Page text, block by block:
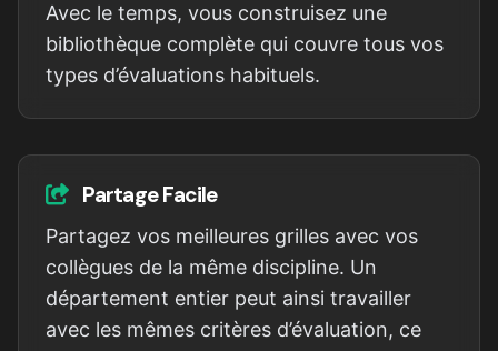
Avec le temps, vous construisez une
bibliothèque complète qui couvre tous vos
types d’évaluations habituels.
Partage Facile
Partagez vos meilleures grilles avec vos
collègues de la même discipline. Un
département entier peut ainsi travailler
avec les mêmes critères d’évaluation, ce